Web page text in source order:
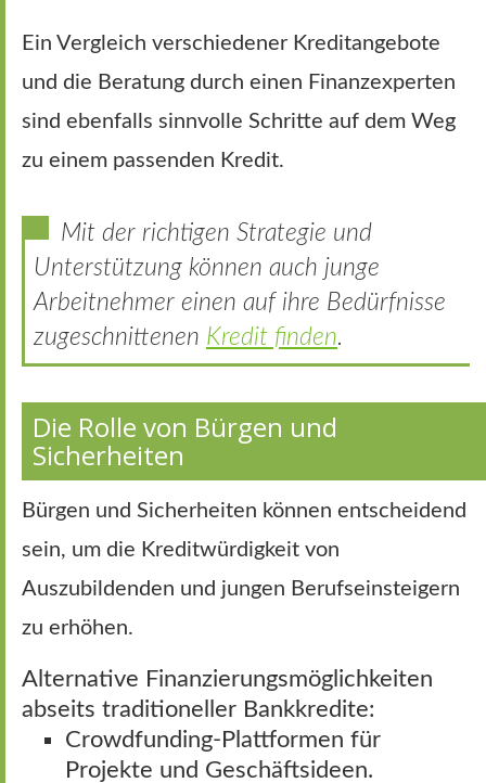
Ein Vergleich verschiedener Kreditangebote
und die Beratung durch einen Finanzexperten
sind ebenfalls sinnvolle Schritte auf dem Weg
zu einem passenden Kredit.
Mit der richtigen Strategie und
Unterstützung können auch junge
Arbeitnehmer einen auf ihre Bedürfnisse
zugeschnittenen Kredit finden.
Die Rolle von Bürgen und
Sicherheiten
Bürgen und Sicherheiten können entscheidend
sein, um die Kreditwürdigkeit von
Auszubildenden und jungen Berufseinsteigern
zu erhöhen.
Alternative Finanzierungsmöglichkeiten
abseits traditioneller Bankkredite:
Crowdfunding-Plattformen für
Projekte und Geschäftsideen.